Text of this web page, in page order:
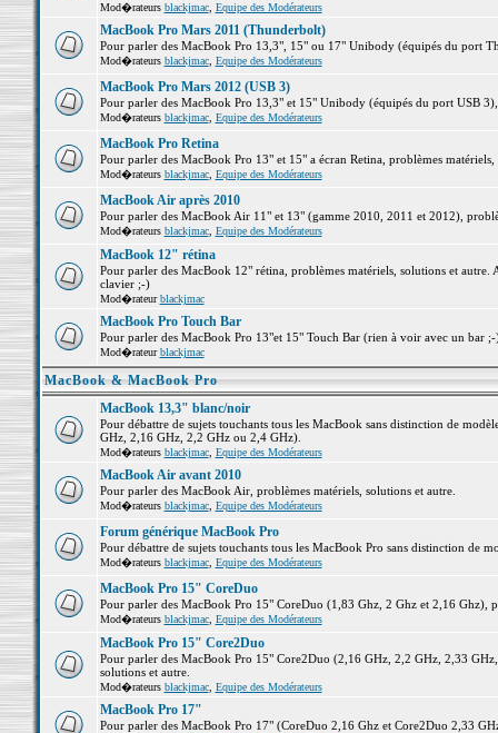
Mod�rateurs blackjmac, Equipe des Modérateurs
MacBook Pro Mars 2011 (Thunderbolt)
Pour parler des MacBook Pro 13,3", 15" ou 17" Unibody (équipés du port
Mod�rateurs blackjmac, Equipe des Modérateurs
MacBook Pro Mars 2012 (USB 3)
Pour parler des MacBook Pro 13,3" et 15" Unibody (équipés du port USB
Mod�rateurs blackjmac, Equipe des Modérateurs
MacBook Pro Retina
Pour parler des MacBook Pro 13" et 15" a écran Retina, problèmes matériels,
Mod�rateurs blackjmac, Equipe des Modérateurs
MacBook Air après 2010
Pour parler des MacBook Air 11" et 13" (gamme 2010, 2011 et 2012),
Mod�rateurs blackjmac, Equipe des Modérateurs
MacBook 12" rétina
Pour parler des MacBook 12" rétina, problèmes matériels, solutions et
clavier ;-)
Mod�rateurblackjmac
MacBook Pro Touch Bar
Pour parler des MacBook Pro 13"et 15" Touch Bar (rien à voir avec un bar
Mod�rateurblackjmac
MacBook & MacBook Pro
MacBook 13,3" blanc/noir
Pour débattre de sujets touchants tous les MacBook sans distinction de
GHz, 2,16 GHz, 2,2 GHz ou 2,4 GHz).
Mod�rateurs blackjmac, Equipe des Modérateurs
MacBook Air avant 2010
Pour parler des MacBook Air, problèmes matériels, solutions et autre.
Mod�rateurs blackjmac, Equipe des Modérateurs
Forum générique MacBook Pro
Pour débattre de sujets touchants tous les MacBook Pro sans distinction de
Mod�rateurs blackjmac, Equipe des Modérateurs
MacBook Pro 15" CoreDuo
Pour parler des MacBook Pro 15" CoreDuo (1,83 Ghz, 2 Ghz et 2,16 Ghz),
Mod�rateurs blackjmac, Equipe des Modérateurs
MacBook Pro 15" Core2Duo
Pour parler des MacBook Pro 15" Core2Duo (2,16 GHz, 2,2 GHz, 2,33
solutions et autre.
Mod�rateurs blackjmac, Equipe des Modérateurs
MacBook Pro 17"
Pour parler des MacBook Pro 17" (CoreDuo 2,16 Ghz et Core2Duo 2,33